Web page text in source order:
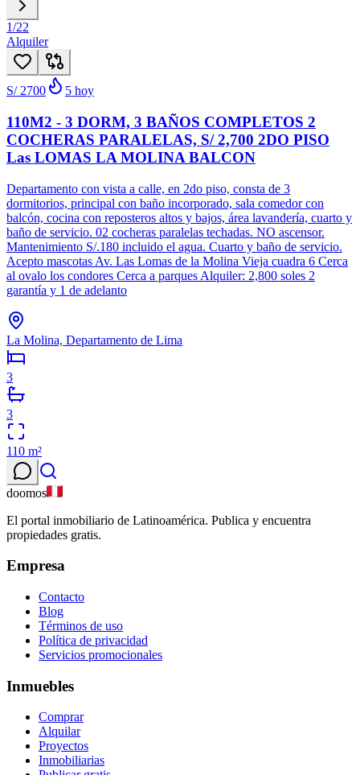
1/22
Alquiler
S/ 2700 5 hoy
110M2 - 3 DORM, 3 BAÑOS COMPLETOS 2
COCHERAS PARALELAS, S/ 2,700 2DO PISO
Las LOMAS LA MOLINA BALCON
Departamento con vista a calle, en 2do piso, consta de 3
dormitorios, principal con baño incorporado, sala comedor con
balcón, cocina con reposteros altos y bajos, área lavandería, cuarto y
baño de servicio. 02 cocheras paralelas techadas. NO ascensor.
Mantenimiento S/.180 incluido el agua. Cuarto y baño de servicio.
Acepto mascotas Av. Las Lomas de la Molina Vieja cuadra 6 Cerca
al ovalo los condores Cerca a parques Alquiler: 2,800 soles 2
garantía y 1 de adelanto
La Molina, Departamento de Lima
3
3
110 m²
doomos
El portal inmobiliario de Latinoamérica. Publica y encuentra
propiedades gratis.
Empresa
Contacto
Blog
Términos de uso
Política de privacidad
Servicios promocionales
Inmuebles
Comprar
Alquilar
Proyectos
Inmobiliarias